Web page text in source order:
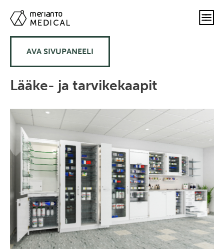
AVA SIVUPANEELI
Lääke- ja tarvikekaapit